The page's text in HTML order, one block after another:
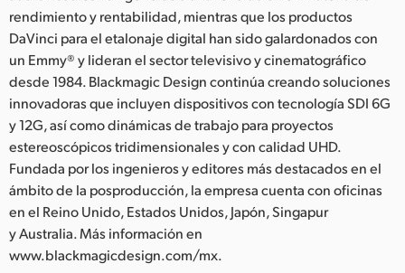
rendimiento y rentabilidad, mientras que los productos
DaVinci para el etalonaje digital han sido galardonados con
un Emmy® y lideran el sector televisivo y cinematográfico
desde 1984. Blackmagic Design continúa creando soluciones
innovadoras que incluyen dispositivos con tecnología SDI 6G
y 12G, así como dinámicas de trabajo para proyectos
estereoscópicos tridimensionales y con calidad UHD.
Fundada por los ingenieros y editores más destacados en el
ámbito de la posproducción, la empresa cuenta con oficinas
en el Reino Unido, Estados Unidos, Japón, Singapur
y Australia. Más información en
www.blackmagicdesign.com/mx.